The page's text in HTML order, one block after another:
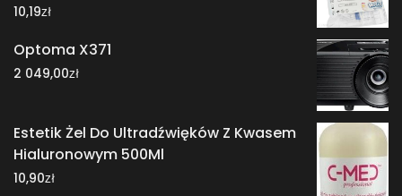
10,19zł
Optoma X371
2 049,00zł
Estetik Żel Do Ultradźwięków Z Kwasem
Hialuronowym 500Ml
10,90zł